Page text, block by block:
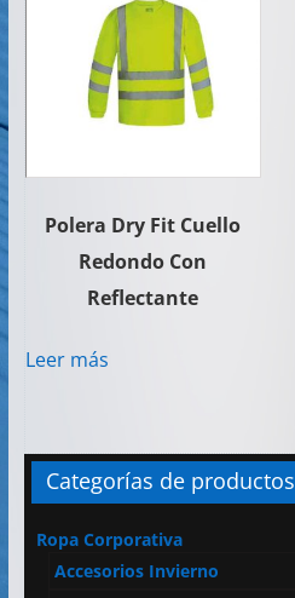
Polera Dry Fit Cuello
Redondo Con
Reflectante
Leer más
Categorías de productos
Ropa Corporativa
Accesorios Invierno